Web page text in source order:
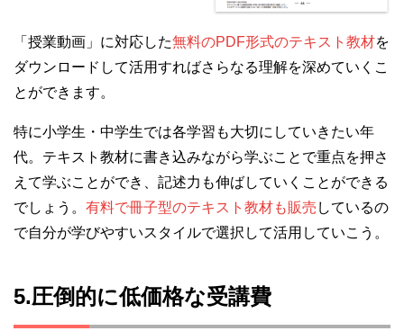
「授業動画」に対応した無料のPDF形式のテキスト教材を
ダウンロードして活用すればさらなる理解を深めていくこ
とができます。
特に小学生・中学生では各学習も大切にしていきたい年
代。テキスト教材に書き込みながら学ぶことで重点を押さ
えて学ぶことができ、記述力も伸ばしていくことができる
でしょう。 有料で冊子型のテキスト教材も販売 しているの
で自分が学びやすいスタイルで選択して活用していこう。
5.圧倒的に低価格な受講費